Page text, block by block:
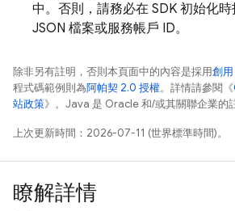
中。否則，請務必在 SDK 初始化
JSON 檔案或服務帳戶 ID。
除非另有註明，否則本頁面中的內容是採用創
程式碼範例則為阿帕契 2.0 授權。詳情請參閱《
站政策》。Java 是 Oracle 和/或其關聯企業的
上次更新時間：2026-07-11 (世界標準時間)。
瞭解詳情